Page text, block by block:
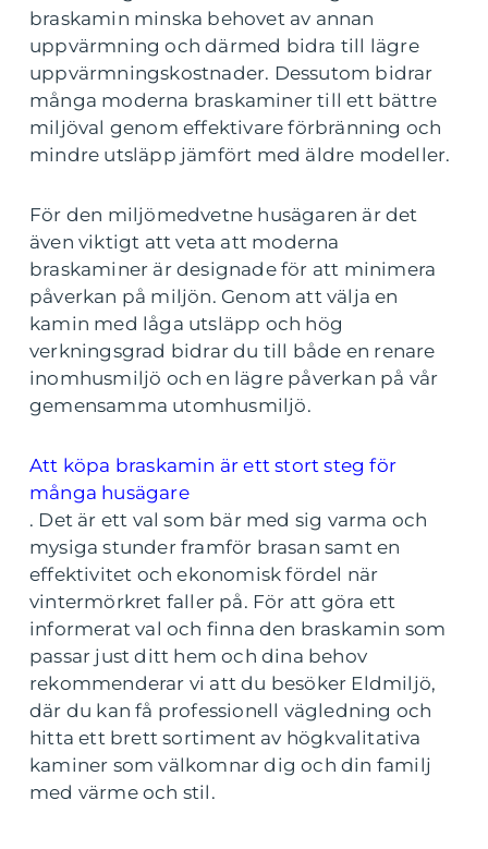
braskamin minska behovet av annan
uppvärmning och därmed bidra till lägre
uppvärmningskostnader. Dessutom bidrar
många moderna braskaminer till ett bättre
miljöval genom effektivare förbränning och
mindre utsläpp jämfört med äldre modeller.
För den miljömedvetne husägaren är det
även viktigt att veta att moderna
braskaminer är designade för att minimera
påverkan på miljön. Genom att välja en
kamin med låga utsläpp och hög
verkningsgrad bidrar du till både en renare
inomhusmiljö och en lägre påverkan på vår
gemensamma utomhusmiljö.
Att köpa braskamin är ett stort steg för
många husägare
. Det är ett val som bär med sig varma och
mysiga stunder framför brasan samt en
effektivitet och ekonomisk fördel när
vintermörkret faller på. För att göra ett
informerat val och finna den braskamin som
passar just ditt hem och dina behov
rekommenderar vi att du besöker Eldmiljö,
där du kan få professionell vägledning och
hitta ett brett sortiment av högkvalitativa
kaminer som välkomnar dig och din familj
med värme och stil.